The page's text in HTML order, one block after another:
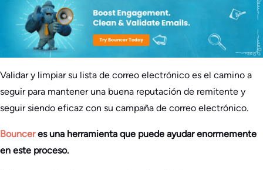
Validar y limpiar su lista de correo electrónico es el camino a
seguir para mantener una buena reputación de remitente y
seguir siendo eficaz con su campaña de correo electrónico.
Bounceres una herramienta que puede ayudar enormemente
en este proceso.